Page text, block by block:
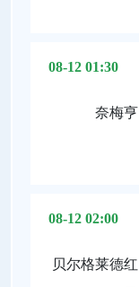
08-12 01:30
奈梅亨
08-12 02:00
贝尔格莱德红